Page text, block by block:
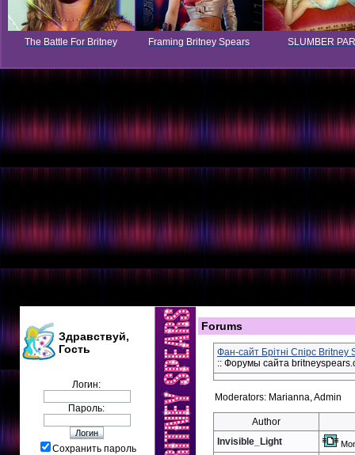
The Battle For Britney Framing Britney Spears SLUMBER
Здравствуй,
Гость
Логин:
Пароль:
Сохранить пароль
Forums
Фан-сайт Брітні Спірс
:: Форумы сайта
Moderators: Marianna, Admin
Author
Invisible_Light